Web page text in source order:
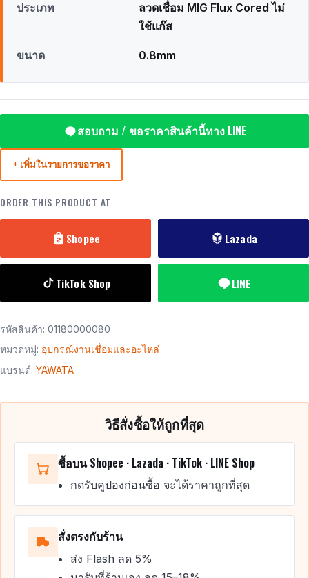
ประเภท
ลวดเชื่อม MIG Flux Cored ไม่
ใช้แก๊ส
ขนาด 0.8mm
สอบถาม / ขอราคาสินค้านี้ทาง LINE
+ เพิ่มในรายการขอราคา
ORDER THIS PRODUCT AT
Shopee Lazada
TikTok Shop LINE
รหัสสินค้า: 01180000080
หมวดหมู่: อุปกรณ์งานเชื่อมและอะไหล่
แบรนด์: YAWATA
วิธีสั่งซื้อให้ถูกที่สุด
ซื้อบน Shopee · Lazada · TikTok · LINE Shop
กดรับคูปองก่อนซื้อ จะได้ราคาถูกที่สุด
สั่งตรงกับร้าน
ส่ง Flash ลด 5%